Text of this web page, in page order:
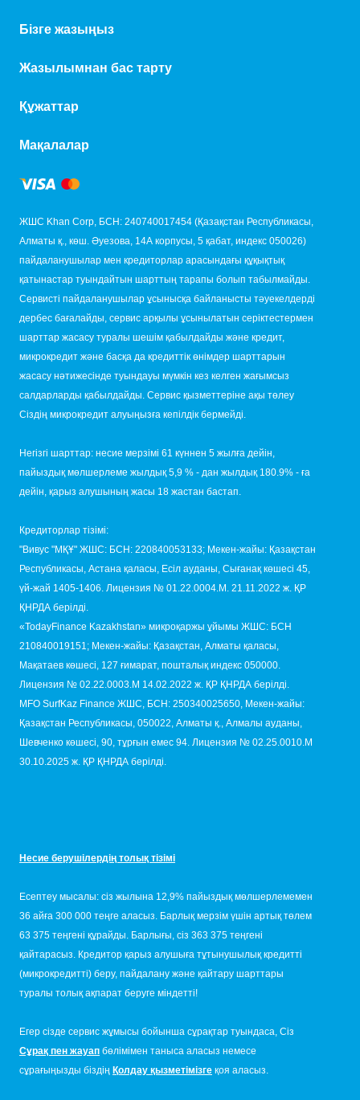
Бізге жазыңыз
Жазылымнан бас тарту
Құжаттар
Мақалалар
ЖШС Khan Corp, БСН: 240740017454 (Қазақстан Республикасы,
Алматы қ., көш. Әуезова, 14А корпусы, 5 қабат, индекс 050026)
пайдаланушылар мен кредиторлар арасындағы құқықтық
қатынастар туындайтын шарттың тарапы болып табылмайды.
Сервисті пайдаланушылар ұсынысқа байланысты тәуекелдерді
дербес бағалайды, сервис арқылы ұсынылатын серіктестермен
шарттар жасасу туралы шешім қабылдайды және кредит,
микрокредит және басқа да кредиттік өнімдер шарттарын
жасасу нәтижесінде туындауы мүмкін кез келген жағымсыз
салдарларды қабылдайды. Сервис қызметтеріне ақы төлеу
Сіздің микрокредит алуыңызға кепілдік бермейді.
Негізгі шарттар: несие мерзімі 61 күннен 5 жылға дейін,
пайыздық мөлшерлеме жылдық 5,9 % - дан жылдық 180.9% - ға
дейін, қарыз алушының жасы 18 жастан бастап.
Кредиторлар тізімі:
"Вивус "МҚҰ" ЖШС: БСН: 220840053133; Мекен-жайы: Қазақстан
Республикасы, Астана қаласы, Есіл ауданы, Сығанақ көшесі 45,
үй-жай 1405-1406. Лицензия № 01.22.0004.M. 21.11.2022 ж. ҚР
ҚНРДА берілді.
«TodayFinance Kazakhstan» микроқаржы ұйымы ЖШС: БСН
210840019151; Мекен-жайы: Қазақстан, Алматы қаласы,
Мақатаев көшесі, 127 ғимарат, пошталық индекс 050000.
Лицензия № 02.22.0003.М 14.02.2022 ж. ҚР ҚНРДА берілді.
MFO SurfKaz Finance ЖШС, БСН: 250340025650, Мекен-жайы:
Қазақстан Республикасы, 050022, Алматы қ., Алмалы ауданы,
Шевченко көшесі, 90, тұрғын емес 94. Лицензия № 02.25.0010.М
30.10.2025 ж. ҚР ҚНРДА берілді.
Несие берушілердің толық тізімі
Есептеу мысалы: сіз жылына 12,9% пайыздық мөлшерлемемен
36 айға 300 000 теңге аласыз. Барлық мерзім үшін артық төлем
63 375 теңгені құрайды. Барлығы, сіз 363 375 теңгені
қайтарасыз. Кредитор қарыз алушыға тұтынушылық кредитті
(микрокредитті) беру, пайдалану және қайтару шарттары
туралы толық ақпарат беруге міндетті!
Егер сізде сервис жұмысы бойынша сұрақтар туындаса, Сіз
Сұрақ пен жауап бөлімімен таныса аласыз немесе
сұрағыңызды біздің Қолдау қызметімізге қоя аласыз.